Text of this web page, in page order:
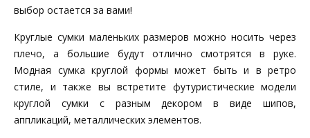
выбор остается за вами!
Круглые сумки маленьких размеров можно носить через
плечо, а большие будут отлично смотрятся в руке.
Модная сумка круглой формы может быть и в ретро
стиле, и также вы встретите футуристические модели
круглой сумки с разным декором в виде шипов,
аппликаций, металлических элементов.